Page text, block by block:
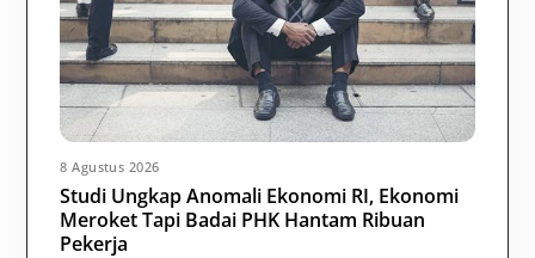
8 Agustus 2026
Studi Ungkap Anomali Ekonomi RI, Ekonomi
Meroket Tapi Badai PHK Hantam Ribuan
Pekerja